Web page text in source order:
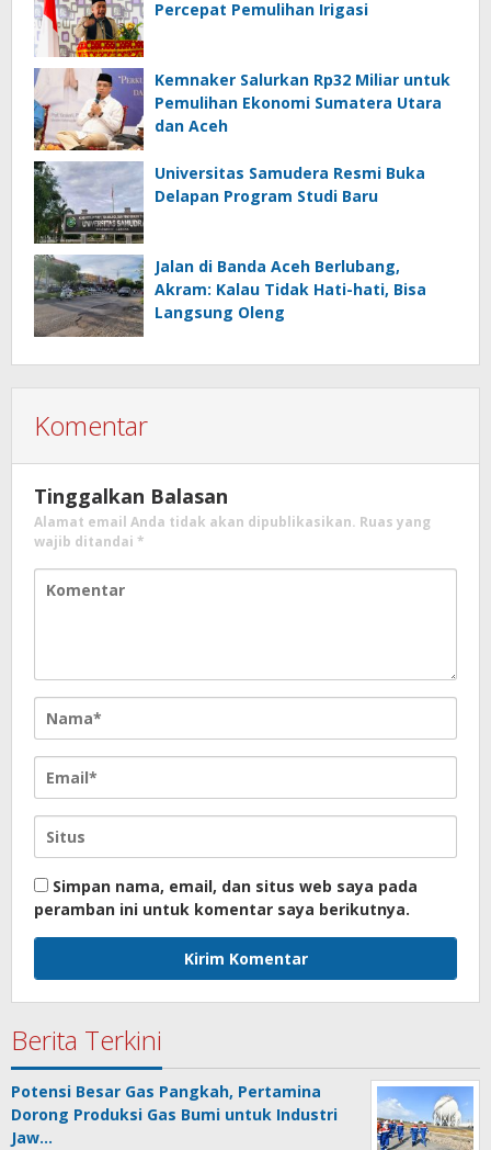
Percepat Pemulihan Irigasi
Kemnaker Salurkan Rp32 Miliar untuk
Pemulihan Ekonomi Sumatera Utara
dan Aceh
Universitas Samudera Resmi Buka
Delapan Program Studi Baru
Jalan di Banda Aceh Berlubang,
Akram: Kalau Tidak Hati-hati, Bisa
Langsung Oleng
Komentar
Tinggalkan Balasan
Alamat email Anda tidak akan dipublikasikan. Ruas yang
wajib ditandai *
Simpan nama, email, dan situs web saya pada
peramban ini untuk komentar saya berikutnya.
Berita Terkini
Potensi Besar Gas Pangkah, Pertamina
Dorong Produksi Gas Bumi untuk Industri
Jaw…